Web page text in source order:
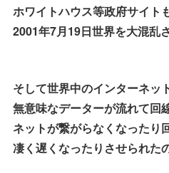
ホワイトハウス等政府サイト
2001年7月19日世界を大混乱
そして世界中のインターネッ
無意味なデーターが流れて回
ネットが繋がらなくなったり
凄く遅くなったりさせられた